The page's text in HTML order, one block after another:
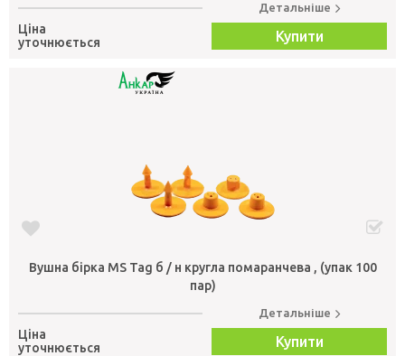
Ціна
уточнюється
Детальніше
Купити
Вушна бірка MS Tag б / н кругла помаранчева , (упак 100
пар)
Ціна
уточнюється
Детальніше
Купити